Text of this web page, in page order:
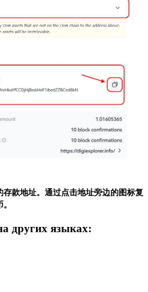
存款地址。通过点击地址旁边的图标复
других языках: